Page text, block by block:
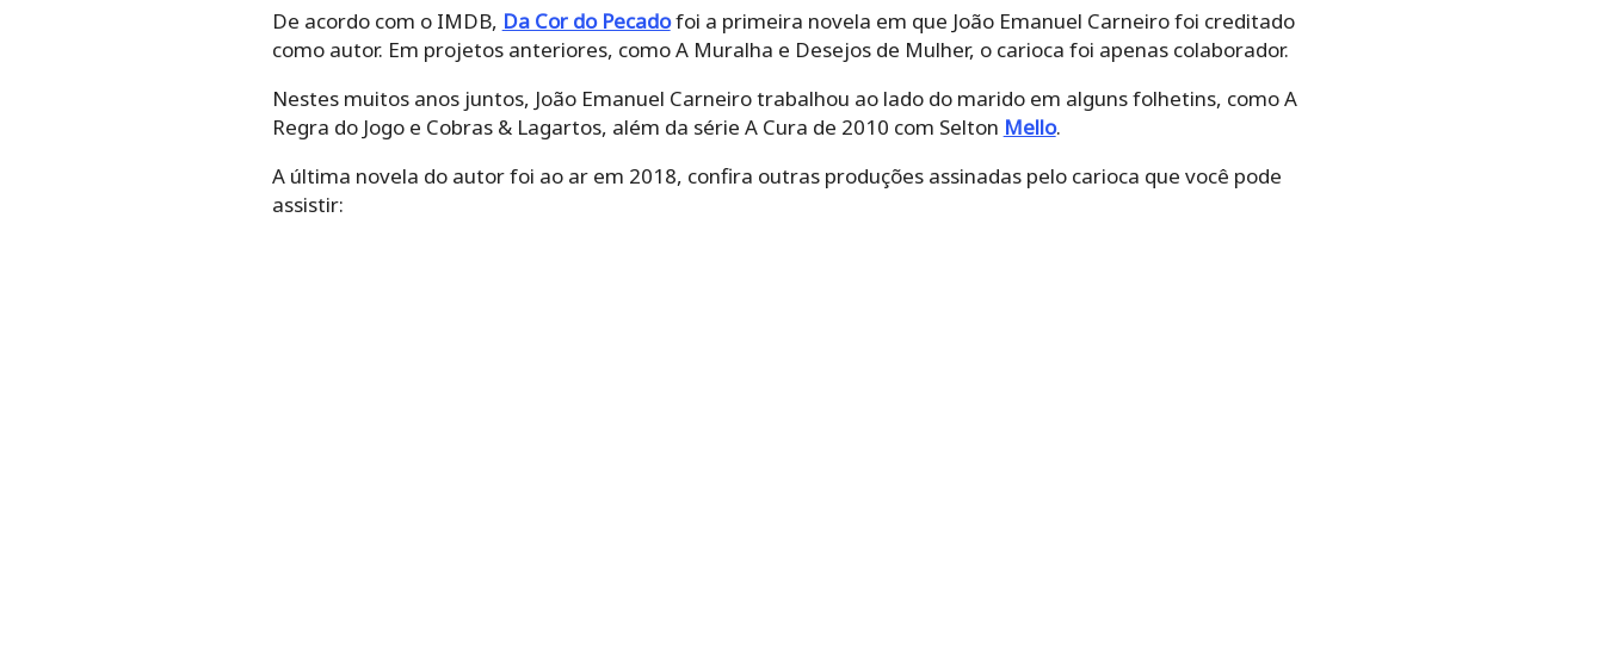
De acordo com o IMDB, Da Cor do Pecadofoi a primeira novela em que João Emanuel Carneiro foi creditado
como autor. Em projetos anteriores, como A Muralha e Desejos de Mulher, o carioca foi apenas colaborador.
Nestes muitos anos juntos, João Emanuel Carneiro trabalhou ao lado do marido em alguns folhetins, como A
Regra do Jogo e Cobras & Lagartos, além da série A Cura de 2010 com Selton Mello.
A última novela do autor foi ao ar em 2018, confira outras produções assinadas pelo carioca que você pode
assistir: